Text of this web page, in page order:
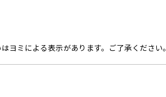
ヨミによる表示があります。ご了承ください。